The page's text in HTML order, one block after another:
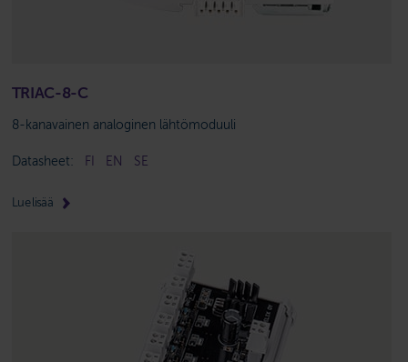
TRIAC-8-C
8-kanavainen analoginen lähtömoduuli
Datasheet: FI EN SE
Lue lisää